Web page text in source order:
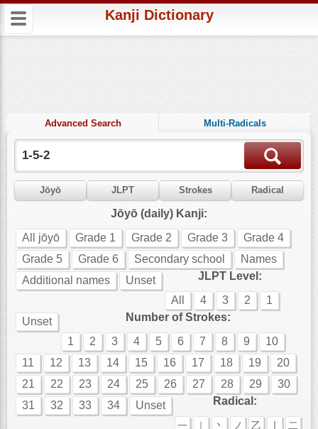
Kanji Dictionary
Advanced Search Multi-Radicals
Jōyō JLPT Strokes Radical
Jōyō (daily) Kanji:
All jōyō
Grade 1 Grade 2 Grade 3
Grade 4
Grade 5
Grade 6 Secondary school
Names
Additional names
Unset
JLPT Level:
All
4 3 2
1
Unset
Number of Strokes:
1
2 3 4 5 6 7 8 9
10
11
12 13 14 15 16 17 18 19
20
21
22 23 24 25 26 27 28 29
30
31
32 33 34 Unset Radical:
一 ｜ 丶 ノ 乙
二